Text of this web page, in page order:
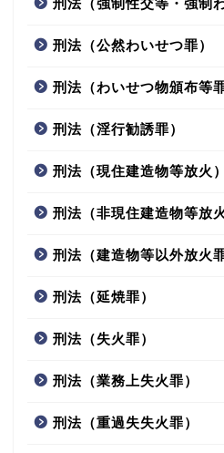
刑法（強制性交等・強制
刑法（公然わいせつ罪）
刑法（わいせつ物頒布等罪
刑法（淫行勧誘罪）
刑法（現住建造物等放火）
刑法（非現住建造物等放火
刑法（建造物等以外放火罪
刑法（延焼罪）
刑法（失火罪）
刑法（業務上失火罪）
刑法（重過失失火罪）